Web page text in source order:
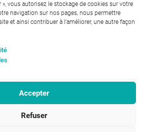
», vous autorisez le stockage de cookies sur votre
navigation sur nos pages, nous permettre
et ainsi contribuer à l'améliorer, une autre façon
Accepter
Refuser
Entraide et Solidarités
46, avenue Gustave Eiffel
|